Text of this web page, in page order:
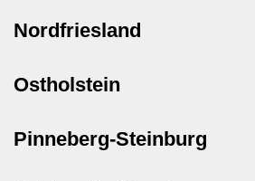
Nordfriesland
Ostholstein
Pinneberg-Steinburg